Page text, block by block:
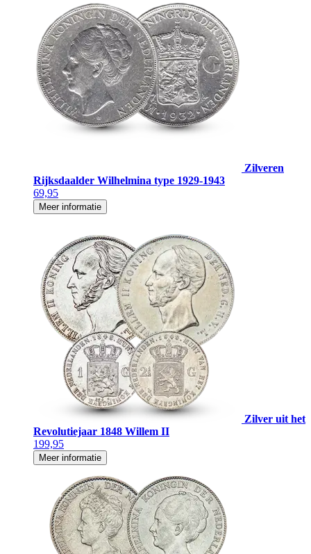
Zilveren
Rijksdaalder Wilhelmina type 1929-1943
69,95
Meer informatie
Zilver uit het
Revolutiejaar 1848 Willem II
199,95
Meer informatie